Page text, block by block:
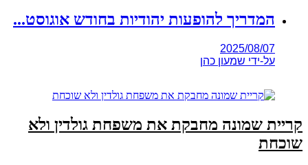
המדריך להופעות יהודיות בחודש אוגוסט...
2025/08/07
על-ידי שמעון כהן
קריית שמונה מחבקת את משפחת גולדין ולא
שוכחת